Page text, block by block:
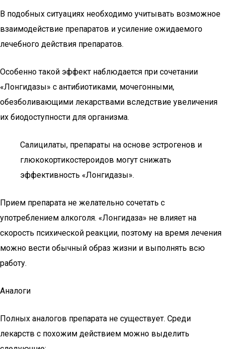
В подобных ситуациях необходимо учитывать возможное
взаимодействие препаратов и усиление ожидаемого
лечебного действия препаратов.
Особенно такой эффект наблюдается при сочетании
«Лонгидазы» с антибиотиками, мочегонными,
обезболивающими лекарствами вследствие увеличения
их биодоступности для организма.
Салицилаты, препараты на основе эстрогенов и
глюкокортикостероидов могут снижать
эффективность «Лонгидазы».
Прием препарата не желательно сочетать с
употреблением алкоголя. «Лонгидаза» не влияет на
скорость психической реакции, поэтому на время лечения
можно вести обычный образ жизни и выполнять всю
работу.
Аналоги
Полных аналогов препарата не существует. Среди
лекарств с похожим действием можно выделить